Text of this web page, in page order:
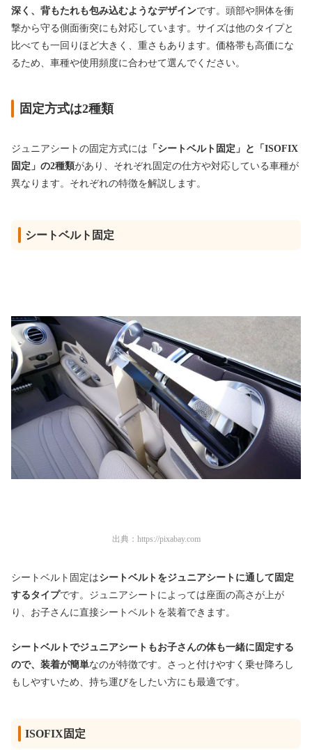
深く、背もたれも包み込むようなデザインです。頭部や胴体を衝
撃から守る側面衝突にも対応しています。サイズは他のタイプと
比べても一回りほど大きく、重さもあります。価格帯も高価にな
るため、車種や使用頻度に合わせて選んでください。
固定方式は2種類
ジュニアシートの固定方式には 「シートベルト固定」と「ISOFIX
固定」の2種類があり、それぞれ固定の仕方や対応している車種が
異なります。それぞれの特徴を解説します。
シートベルト固定
出典： https://pixabay.com
シートベルト固定はシートベルトをジュニアシートに通して固定
するタイプです。ジュニアシートによっては座面の高さが上が
り、お子さんに直接シートベルトを装着できます。
シートベルトでジュニアシートもお子さんの体も一緒に固定する
ので、装着が簡単なのが特徴です。さっと付けやすく乗せ降ろし
もしやすいため、持ち運びをしたい方にも最適です。
ISOFIX固定